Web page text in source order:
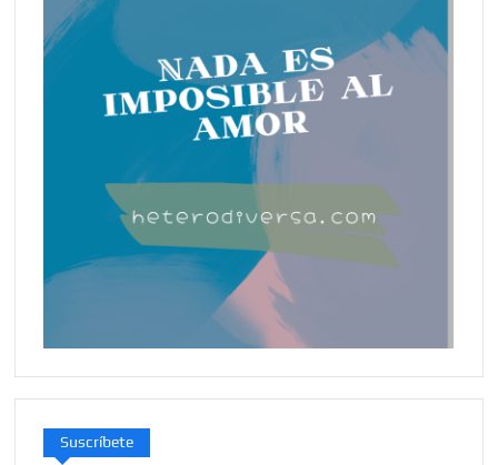
Suscríbete